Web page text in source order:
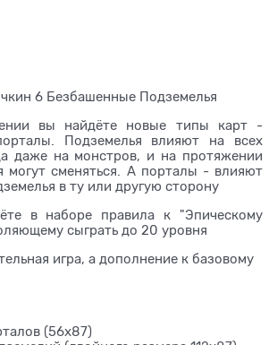
6 Безбашенные Подземелья
вы найдёте новые типы карт -
Подземелья влияют на всех
даже на монстров, и на протяжении
могут сменяться. А порталы - влияют
в ту или другую сторону
в наборе правила к "Эпическому
сыграть до 20 уровня
игра, а дополнение к базовому
(56x87)